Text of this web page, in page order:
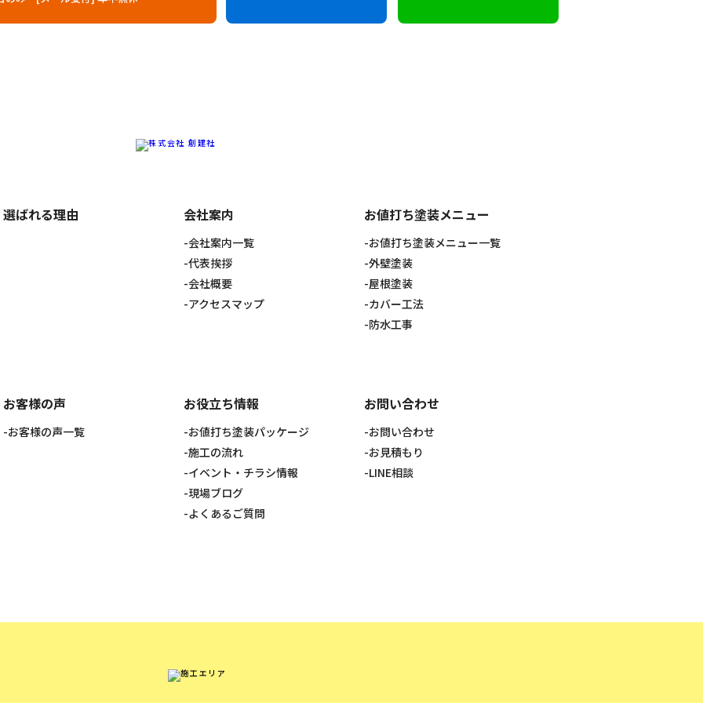
選ばれる理由 会社案内
会社案内一覧
代表挨拶
会社概要
アクセスマップ
お値打ち塗装メニュー
お値打ち塗装メニュー一覧
外壁塗装
屋根塗装
カバー工法
防水工事
お客様の声
お客様の声一覧
お役立ち情報
お値打ち塗装パッケージ
施工の流れ
イベント・チラシ情報
現場ブログ
よくあるご質問
お問い合わせ
お問い合わせ
お見積もり
LINE相談